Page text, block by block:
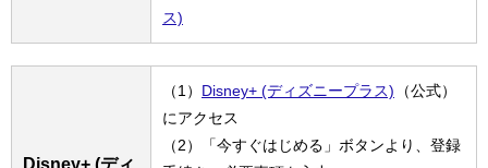
ス)
Disney+ (ディ
（1） Disney+ (ディズニープラス)
（公式）
にアクセス
（2）「今すぐはじめる」ボタンより、登録